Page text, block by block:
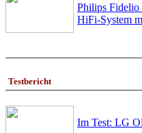
Philips Fidelio
HiFi-System
Testbericht
Im Test: LG